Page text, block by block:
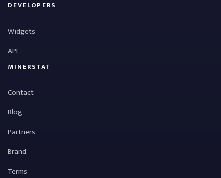
DEVELOPERS
Widgets
API
MINERSTAT
Contact
Blog
Partners
Brand
Terms